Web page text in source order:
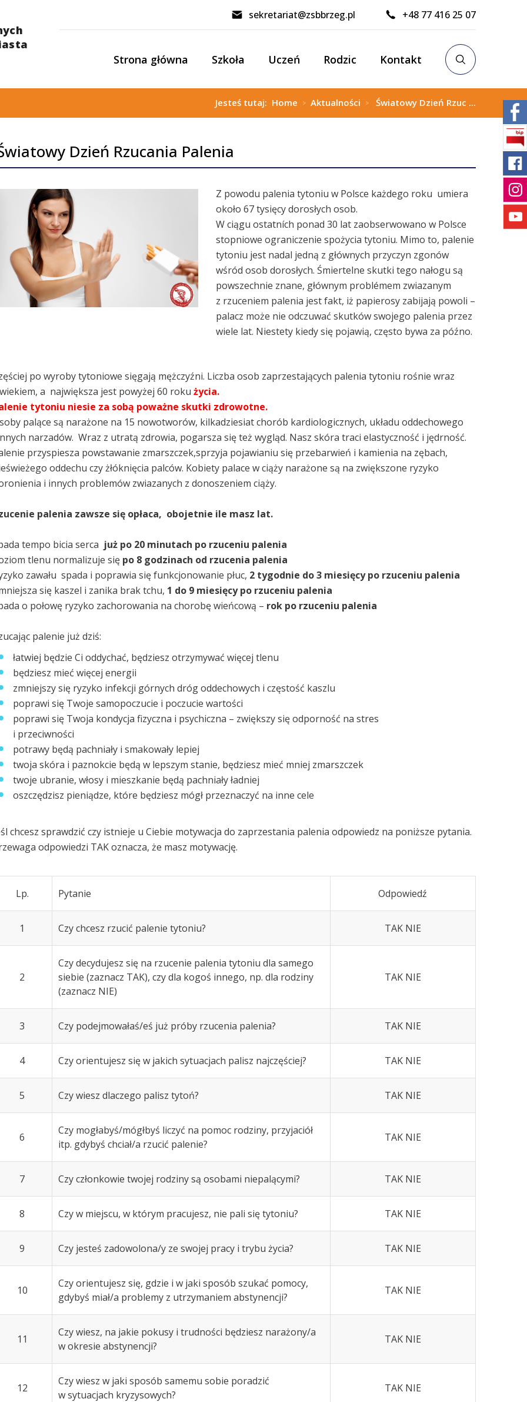
sekretariat@zsbbrzeg.pl +48 77 416 25 07
Strona główna Szkoła Uczeń Rodzic Kontakt
Jesteś tutaj: Home > Aktualności > Światowy Dzień Rzuc ...
Dzień Rzucania Palenia
Z powodu palenia tytoniu w Polsce każdego roku umiera
około 67 tysięcy dorosłych osob.
W ciągu ostatních ponad 30 lat zaobserwowano w Polsce
stopniowe ograniczenie spożycia tytoniu. Mimo to, palenie
tytoniu jest nadal jedną z głównych przyczyn zgonów
wśród osob dorosłych. Śmiertelne skutki tego nałogu są
powszechnie znane, głównym problémem zwiazanym
z rzuceniem palenia jest fakt, iż papierosy zabijają powoli –
palacz może nie odczuwać skutków swojego palenia przez
wiele lat. Niestety kiedy się pojawią, często bywa za późno.
po wyroby tytoniowe sięgają mężczyźni. Liczba osob zaprzestających palenia tytoniu rośnie wraz
a największa jest powyżej 60 roku życia.
tytoniu niesie za sobą poważne skutki zdrowotne.
palące są narażone na 15 nowotworów, kilkadziesiat chorób kardiologicznych, układu oddechowego
narzadów. Wraz z utratą zdrowia, pogarsza się też wygląd. Nasz skóra traci elastyczność i jędrność.
przyspiesza powstawanie zmarszczek,sprzyja pojawianiu się przebarwień i kamienia na zębach,
oddechu czy żłóknięcia palców. Kobiety palace w ciąży narażone są na zwiększone ryzyko
i innych problemów zwiazanych z donoszeniem ciąży.
palenia zawsze się opłaca, obojetnie ile masz lat.
tempo bicia serca już po 20 minutach po rzuceniu palenia
tlenu normalizuje się po 8 godzinach od rzucenia palenia
zawału spada i poprawia się funkcjonowanie płuc, 2 tygodnie do 3 miesięcy po rzuceniu palenia
się kaszel i zanika brak tchu, 1 do 9 miesięcy po rzuceniu palenia
o połowę ryzyko zachorowania na chorobę wieńcową – rok po rzuceniu palenia
palenie już dziś:
łatwiej będzie Ci oddychać, będziesz otrzymywać więcej tlenu
będziesz mieć więcej energii
zmniejszy się ryzyko infekcji górnych dróg oddechowych i częstość kaszlu
poprawi się Twoje samopoczucie i poczucie wartości
poprawi się Twoja kondycja fizyczna i psychiczna – zwiększy się odporność na stres
i przeciwności
potrawy będą pachniały i smakowały lepiej
twoja skóra i paznokcie będą w lepszym stanie, będziesz mieć mniej zmarszczek
twoje ubranie, włosy i mieszkanie będą pachniały ładniej
oszczędzisz pieniądze, które będziesz mógł przeznaczyć na inne cele
chcesz sprawdzić czy istnieje u Ciebie motywacja do zaprzestania palenia odpowiedz na poniższe pytania.
odpowiedzi TAK oznacza, że masz motywację.
Lp. Pytanie Odpowiedź
1 Czy chcesz rzucić palenie tytoniu? TAK NIE
2
Czy decydujesz się na rzucenie palenia tytoniu dla samego
siebie (zaznacz TAK), czy dla kogoś innego, np. dla rodziny
(zaznacz NIE)
TAK NIE
3 Czy podejmowałaś/eś już próby rzucenia palenia? TAK NIE
4 Czy orientujesz się w jakich sytuacjach palisz najczęściej? TAK NIE
5 Czy wiesz dlaczego palisz tytoń? TAK NIE
6
Czy mogłabyś/mógłbyś liczyć na pomoc rodziny, przyjaciół
itp. gdybyś chciał/a rzucić palenie?
TAK NIE
7 Czy członkowie twojej rodziny są osobami niepalącymi? TAK NIE
8 Czy w miejscu, w którym pracujesz, nie pali się tytoniu? TAK NIE
9 Czy jesteś zadowolona/y ze swojej pracy i trybu życia? TAK NIE
10
Czy orientujesz się, gdzie i w jaki sposób szukać pomocy,
gdybyś miał/a problemy z utrzymaniem abstynencji?
TAK NIE
11
Czy wiesz, na jakie pokusy i trudności będziesz narażony/a
w okresie abstynencji?
TAK NIE
12
Czy wiesz w jaki sposób samemu sobie poradzić
w sytuacjach kryzysowych?
TAK NIE